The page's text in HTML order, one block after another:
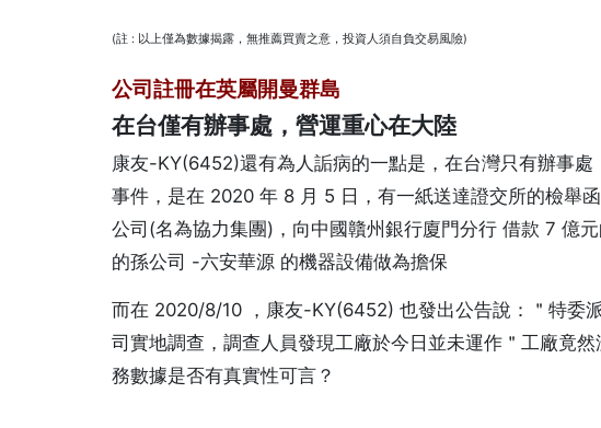
(註 : 以上僅為數據揭露，無推薦買賣之意，投資人須自負交易風險)
公司註冊在英屬開曼群島
在台僅有辦事處，營運重心在大陸
康友-KY(6452)還有為人詬病的一點是，在台灣只有辦事
事件，是在 2020 年 8 月 5 日，有一紙送達證交所的檢舉
公司(名為協力集團)，向中國贛州銀行廈門分行 借款 7 億
的孫公司 -六安華源 的機器設備做為擔保
而在 2020/8/10 ，康友-KY(6452) 也發出公告說：＂特委
司實地調查，調查人員發現工廠於今日並未運作＂工廠竟
務數據是否有真實性可言？